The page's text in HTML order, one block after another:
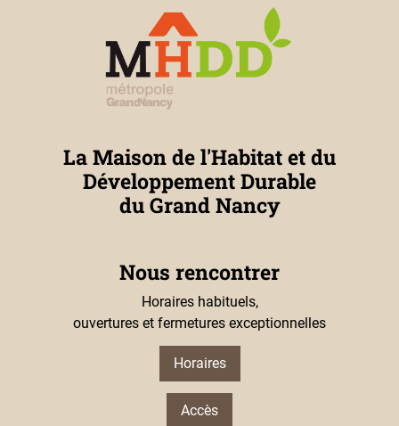
La Maison de l'Habitat et du
Développement Durable
du Grand Nancy
Nous rencontrer
Horaires habituels,
ouvertures et fermetures exceptionnelles
Horaires
Accès